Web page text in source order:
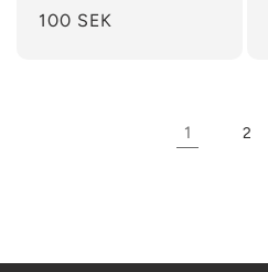
Ordinarie
100 SEK
1 2